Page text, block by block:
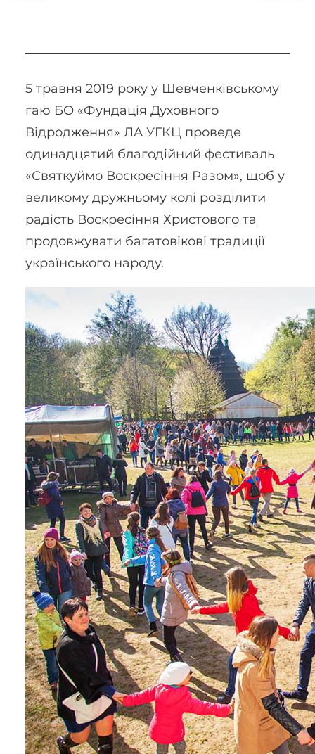
5 травня 2019 року у Шевченківському
гаю БО «Фундація Духовного
Відродження» ЛА УГКЦ проведе
одинадцятий благодійний фестиваль
«Святкуймо Воскресіння Разом», щоб у
великому дружньому колі розділити
радість Воскресіння Христового та
продовжувати багатовікові традиції
українського народу.